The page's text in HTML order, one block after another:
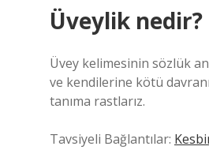
Üveylik nedir?
Üvey kelimesinin sözlük
ve kendilerine kötü
tanıma rastlarız.
Tavsiyeli Bağlantılar: